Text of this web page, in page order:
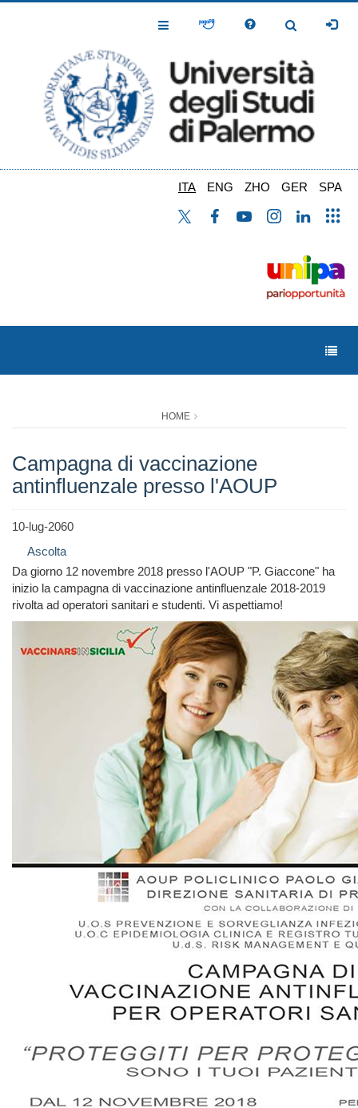
Toggle
Toggle
ITA ENG ZHO GER SPA
HOME
Campagna di vaccinazione
antinfluenzale presso l'AOUP
10-lug-2060
Ascolta
Da giorno 12 novembre 2018 presso l'AOUP "P. Giaccone" ha
inizio la campagna di vaccinazione antinfluenzale 2018-2019
rivolta ad operatori sanitari e studenti. Vi aspettiamo!